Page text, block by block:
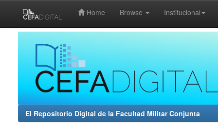
Home Browse Institucional
El Repositorio Digital de la Facultad Militar Conjunta